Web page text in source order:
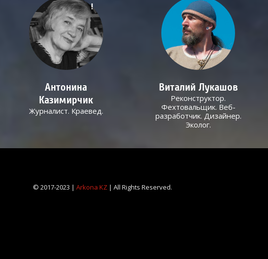
!
Антонина
Казимирчик
Журналист. Краевед.
Виталий Лукашов
Реконструктор.
Фехтовальщик. Веб-
разработчик. Дизайнер.
Эколог.
© 2017-2023 |Arkona KZ | All Rights Reserved.